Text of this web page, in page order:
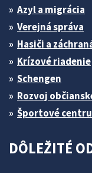
Azyl a migrácia
Verejná správa
Hasiči a
Krízové riadenie
Schengen
Rozvoj
Športové
DÔLEŽITÉ